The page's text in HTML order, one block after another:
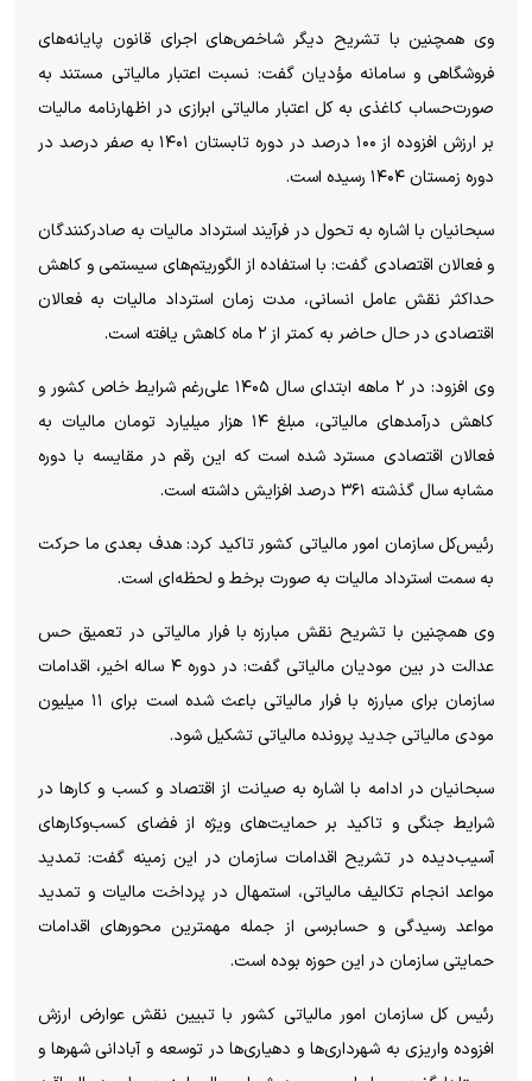
وی همچنین با تشریح دیگر شاخص‌های اجرای قانون پایانه‌های
فروشگاهی و سامانه مؤدیان گفت: نسبت اعتبار مالیاتی مستند به
صورت‌حساب کاغذی به کل اعتبار مالیاتی ابرازی در اظهارنامه مالیات
بر ارزش افزوده از ۱۰۰ درصد در دوره تابستان ۱۴۰۱ به صفر درصد در
دوره زمستان ۱۴۰۴ رسیده است.
سبحانیان با اشاره به تحول در فرآیند استرداد مالیات به صادرکنندگان
و فعالان اقتصادی گفت: با استفاده از الگوریتم‌های سیستمی و کاهش
حداکثر نقش عامل انسانی، مدت زمان استرداد مالیات به فعالان
اقتصادی در حال حاضر به کمتر از ۲ ماه کاهش یافته است.
وی افزود: در ۲ ماهه ابتدای سال ۱۴۰۵ علی‌رغم شرایط خاص کشور و
کاهش درآمد‌های مالیاتی، مبلغ ۱۴ هزار میلیارد تومان مالیات به
فعالان اقتصادی مسترد شده است که این رقم در مقایسه با دوره
مشابه سال گذشته ۳۶۱ درصد افزایش داشته است.
رئیس‌کل سازمان امور مالیاتی کشور تاکید کرد: هدف بعدی ما حرکت
به سمت استرداد مالیات به صورت برخط و لحظه‌ای است.
وی همچنین با تشریح نقش مبارزه با فرار مالیاتی در تعمیق حس
عدالت در بین مودیان مالیاتی گفت: در دوره ۴ ساله اخیر، اقدامات
سازمان برای مبارزه با فرار مالیاتی باعث شده است برای ۱۱ میلیون
مودی مالیاتی جدید پرونده مالیاتی تشکیل شود.
سبحانیان در ادامه با اشاره به صیانت از اقتصاد و کسب و کار‌ها در
شرایط جنگی و تاکید بر حمایت‌های ویژه از فضای کسب‌وکار‌های
آسیب‌دیده در تشریح اقدامات سازمان در این زمینه گفت: تمدید
مواعد انجام تکالیف مالیاتی، استمهال در پرداخت مالیات و تمدید
مواعد رسیدگی و حسابرسی از جمله مهمترین محور‌های اقدامات
حمایتی سازمان در این حوزه بوده است.
رئیس کل سازمان امور مالیاتی کشور با تبیین نقش عوارض ارزش
افزوده واریزی به شهرداری‌ها و دهیاری‌ها در توسعه و آبادانی شهر‌ها و